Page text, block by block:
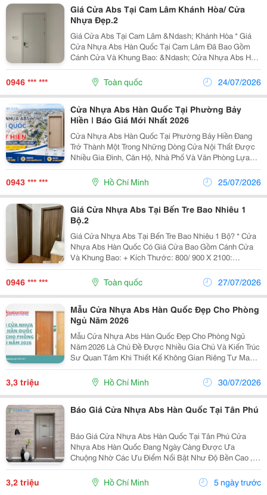
Giá Cửa Abs Tại Cam Lâm Khánh Hòa/ Cửa
Nhựa Đẹp.2
Giá Cửa Abs Tại Cam Lâm &Ndash; Khánh Hòa * Giá
Cửa Nhựa Abs Hàn Quốc Tại Cam Lâm Đã Bao Gồm
Cánh Cửa Và Khung Bao: &Ndash; Cửa Nhựa Abs Hàn
Quốc Kích Thước 800/ 900 X 2100Mm: 3.500.000 Vnđ/
0946 *** *** Toàn quốc 24/07/2026
Cửa Nhựa Abs Hàn Quốc Tại Phường Bảy
Hiền | Báo Giá Mới Nhất 2026
Cửa Nhựa Abs Hàn Quốc Tại Phường Bảy Hiền Đang
Trở Thành Một Trong Những Dòng Cửa Nội Thất Được
Nhiều Gia Đình, Căn Hộ, Nhà Phố Và Văn Phòng Lựa
Chọn Nhờ Sở Hữu Nhiều Ưu Điểm Vượt Trội Như
Chống Ẩm, Chống Mối Mọt, Trọng Lượng Nhẹ Và Mẫu
Mã Sang...
0943 *** *** Hồ Chí Minh 25/07/2026
Giá Cửa Nhựa Abs Tại Bến Tre Bao Nhiêu 1
Bộ.2
Giá Cửa Nhựa Abs Tại Bến Tre Bao Nhiêu 1 Bộ? * Cửa
Nhựa Abs Hàn Quốc Có Giá Cửa Bao Gồm Cánh Cửa
Và Khung Bao: + Kích Thước: 800/ 900 X 2100:
3.201.000Đ/ Bộ + Kích Thước: 800/ 900 X 2100:
3.301.000Đ/ Bộ * Lưu Ý Khi Mua Cửa Nhựa Abs Tại
0946 *** *** Toàn quốc 27/07/2026
Mẫu Cửa Nhựa Abs Hàn Quốc Đẹp Cho Phòng
Ngủ Năm 2026
Mẫu Cửa Nhựa Abs Hàn Quốc Đẹp Cho Phòng Ngủ
Năm 2026 Là Chủ Đề Được Nhiều Gia Chủ Và Kiến Trúc
Sư Quan Tâm Khi Thiết Kế Không Gian Riêng Tư Mang
Vẻ Hiện Đại, Tinh Tế Và Bền Bỉ. Cửa Abs Hàn Quốc
Không Chỉ Đáp Ứng Yếu Tố Thẩm Mỹ Mà Còn Mang Lại
3,3 triệu Hồ Chí Minh 30/07/2026
Báo Giá Cửa Nhựa Abs Hàn Quốc Tại Tân Phú
Báo Giá Cửa Nhựa Abs Hàn Quốc Tại Tân Phú Cửa
Nhựa Abs Hàn Quốc Đang Ngày Càng Được Ưa
Chuộng Nhờ Các Ưu Điểm Nổi Bật Như Độ Bền Cao ,
Khả Năng Cách Âm &Ndash; Cách Nhiệt Hiệu Quả
Cùng Thiết Kế Hiện Đại, Phù Hợp Với Nhiều Không Gian
Từ Nhà Ở Đến...
3,2 triệu Hồ Chí Minh 5 ngày trước